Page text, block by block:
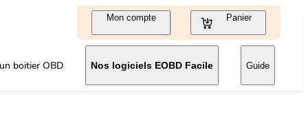
Mon compte Panier
boitier OBD Nos logiciels EOBD Facile Guide